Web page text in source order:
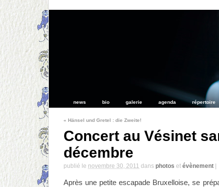
news bio galerie agenda répertoire
« Hänsel und Gretel : die Zweite!
Concert au Vésinet
décembre
publié le novembre 30, 2011 dans photos et évènement
Après une petite escapade Bruxelloise, se